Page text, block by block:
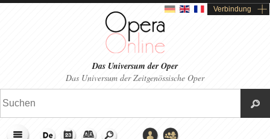
Verbindung
Das Universum der Oper
Das Universum der Zeitgenössische Oper